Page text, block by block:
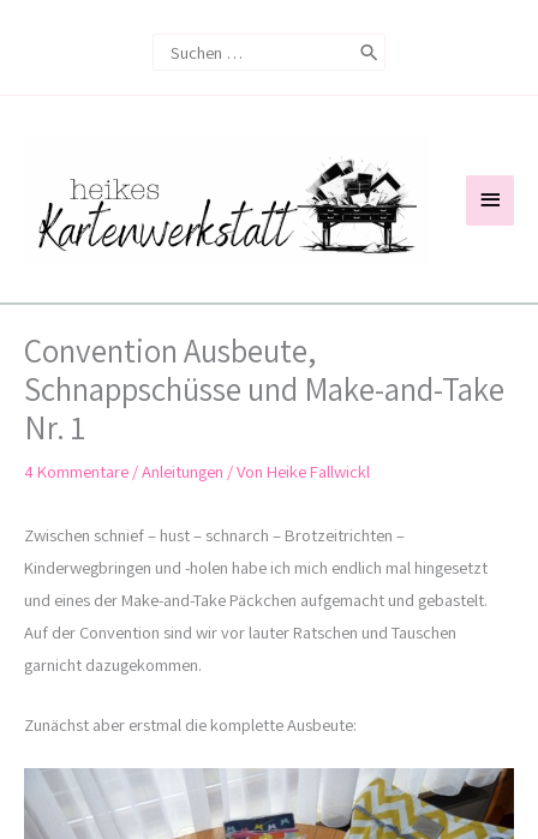
Search
Convention Ausbeute,
Schnappschüsse und Make-and-Take
Nr. 1
4 Kommentare /Anleitungen / Von Heike Fallwickl
Zwischen schnief – hust – schnarch – Brotzeitrichten –
Kinderwegbringen und -holen habe ich mich endlich mal hingesetzt
und eines der Make-and-Take Päckchen aufgemacht und gebastelt.
Auf der Convention sind wir vor lauter Ratschen und Tauschen
garnicht dazugekommen.
Zunächst aber erstmal die komplette Ausbeute: